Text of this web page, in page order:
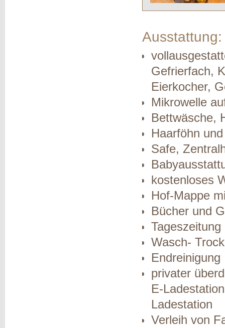
Ausstattung:
Gefrierfach,
Eierkocher,
Mikrowelle
Bettwäsche,
Haarföhn
Safe,
kostenloses
Hof-Mappe
Bücher und
Wasch-
Endreinigung
privater
E-
Ladestation
Verleih von